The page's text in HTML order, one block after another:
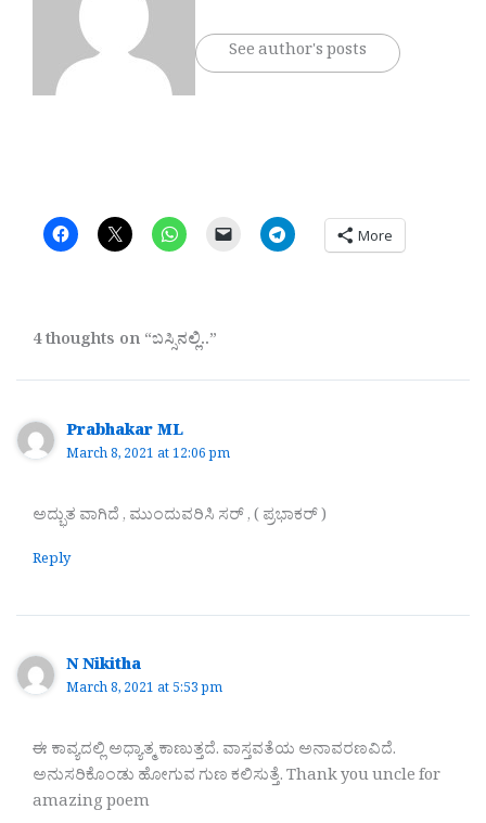
See author's posts
More
4 thoughts on “ಬಸ್ಸಿನಲ್ಲಿ..”
Prabhakar ML
March 8, 2021 at 12:06 pm
ಅದ್ಭುತ ವಾಗಿದೆ , ಮುಂದುವರಿಸಿ ಸರ್ , ( ಪ್ರಭಾಕರ್ )
Reply
N Nikitha
March 8, 2021 at 5:53 pm
ಈ ಕಾವ್ಯದಲ್ಲಿ ಅಧ್ಯಾತ್ಮ ಕಾಣುತ್ತದೆ. ವಾಸ್ತವತೆಯ ಅನಾವರಣವಿದೆ.
ಅನುಸರಿಕೊಂಡು ಹೋಗುವ ಗುಣ ಕಲಿಸುತ್ತೆ. Thank you uncle for
amazing poem